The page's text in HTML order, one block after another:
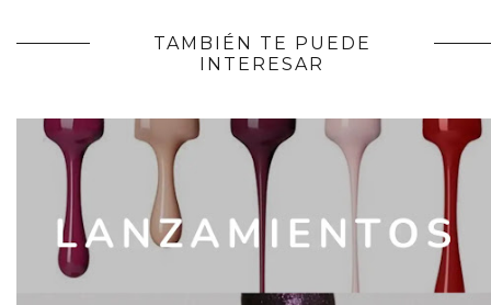
TAMBIÉN TE PUEDE
INTERESAR